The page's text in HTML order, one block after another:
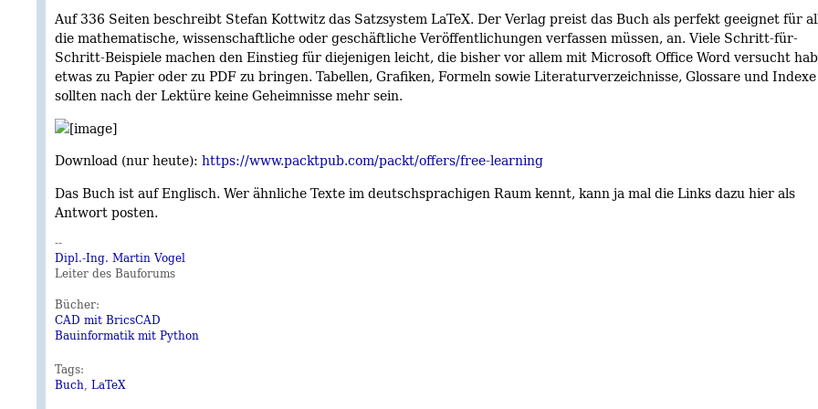
Auf 336 Seiten beschreibt Stefan Kottwitz das Satzsystem LaTeX. Der Verlag preist das Buch als perfekt geeignet für
die mathematische, wissenschaftliche oder geschäftliche Veröffentlichungen verfassen müssen, an. Viele Schritt-für-
Schritt-Beispiele machen den Einstieg für diejenigen leicht, die bisher vor allem mit Microsoft Office Word versucht
etwas zu Papier oder zu PDF zu bringen. Tabellen, Grafiken, Formeln sowie Literaturverzeichnisse, Glossare und Indexe
sollten nach der Lektüre keine Geheimnisse mehr sein.
Download (nur heute): https://www.packtpub.com/packt/offers/free-learning
Das Buch ist auf Englisch. Wer ähnliche Texte im deutschsprachigen Raum kennt, kann ja mal die Links dazu hier als
Antwort posten.
--
Dipl.-Ing. Martin Vogel
Leiter des Bauforums
Bücher:
CAD mit BricsCAD
Bauinformatik mit Python
Tags:
Buch, LaTeX